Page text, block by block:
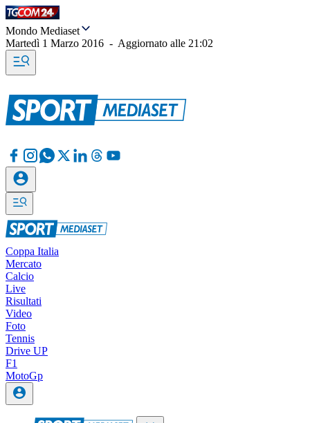
Mondo Mediaset
Martedì 1 Marzo 2016 - Aggiornato alle 21:02
Coppa Italia
Mercato
Calcio
Live
Risultati
Video
Foto
Tennis
Drive UP
F1
MotoGp